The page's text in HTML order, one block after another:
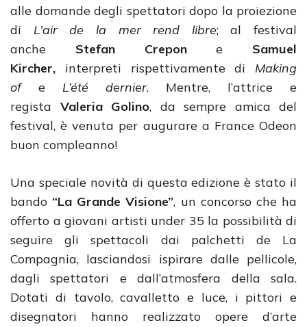
alle domande degli spettatori dopo la proiezione
di L’air de la mer rend libre; al festival
anche Stefan Crepone Samuel
Kircher, interpreti rispettivamente di Making
ofe L’été dernier. Mentre, l’attrice e
regista Valeria Golino, da sempre amica del
festival, è venuta per augurare a France Odeon
buon compleanno!
Una speciale novità di questa edizione è stato il
bando “La Grande Visione”, un concorso che ha
offerto a giovani artisti under 35 la possibilità di
seguire gli spettacoli dai palchetti de La
Compagnia, lasciandosi ispirare dalle pellicole,
dagli spettatori e dall’atmosfera della sala.
Dotati di tavolo, cavalletto e luce, i pittori e
disegnatori hanno realizzato opere d’arte